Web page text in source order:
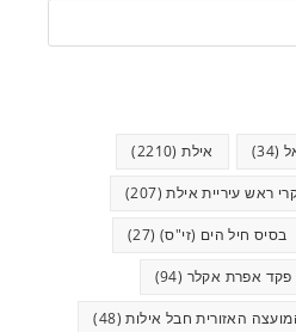
(34) אילת(2210)
ראש עיריית אילת(207)
בסיס חיל הים (זי"ס) (27)
אפרת אקלר (94)
האזורית חבל אילות(48)